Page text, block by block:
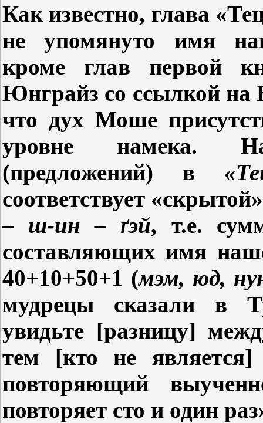
Как известно, глава
не упомянуто имя
кроме глав первой
Юнграйз со ссылкой на
что дух Моше
уровне намека.
(предложений) в
соответствует
– ш-ин– ґэй, т.е.
составляющих имя
40+10+50+1 (мэм, юд,
мудрецы сказали в
увидьте [разницу]
тем [кто не
повторяющий
повторяет сто и один